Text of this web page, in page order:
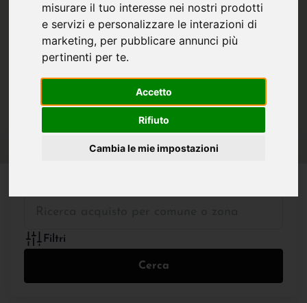
misurare il tuo interesse nei nostri prodotti
e servizi e personalizzare le interazioni di
marketing, per pubblicare annunci più
pertinenti per te.
Accetto
Rifiuto
Cambia le mie impostazioni
Filtri
Cerca